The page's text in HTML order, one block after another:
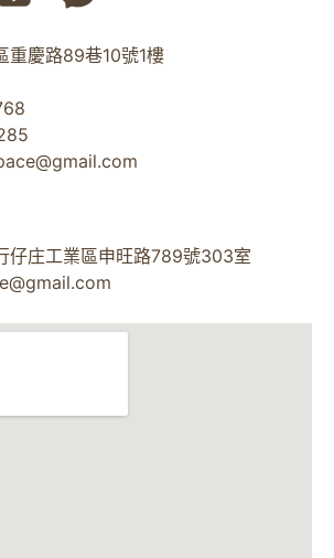
重慶路89巷10號1樓
仔庄工業區申旺路789號303室